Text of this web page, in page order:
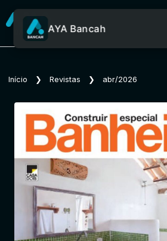
Sobre o
AYA Bancah
Início ❯ Revistas ❯ abr/2026